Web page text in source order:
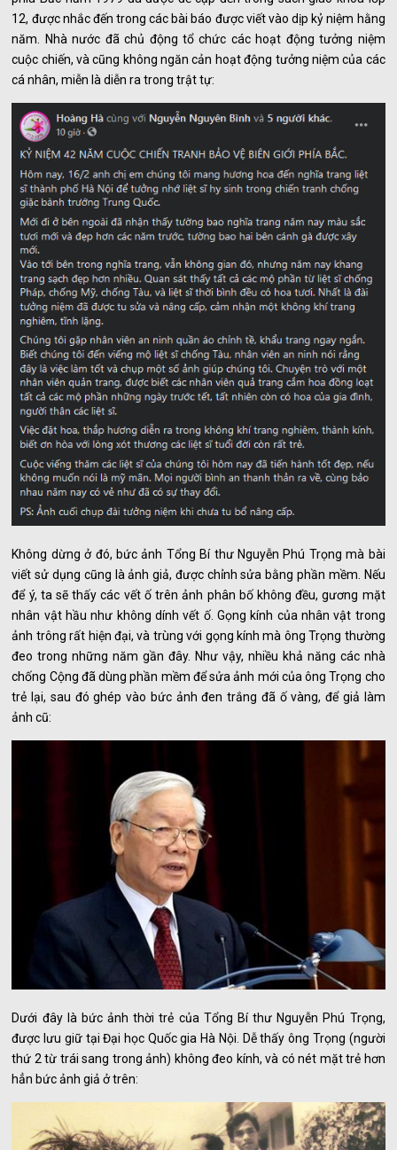
12, được nhắc đến trong các bài báo được viết vào dịp kỷ niệm hằng
năm. Nhà nước đã chủ động tổ chức các hoạt động tưởng niệm
cuộc chiến, và cũng không ngăn cản hoạt động tưởng niệm của các
cá nhân, miễn là diễn ra trong trật tự:
Không dừng ở đó, bức ảnh Tổng Bí thư Nguyễn Phú Trọng mà bài
viết sử dụng cũng là ảnh giả, được chỉnh sửa bằng phần mềm. Nếu
để ý, ta sẽ thấy các vết ố trên ảnh phân bố không đều, gương mặt
nhân vật hầu như không dính vết ố. Gọng kính của nhân vật trong
ảnh trông rất hiện đại, và trùng với gọng kính mà ông Trọng thường
đeo trong những năm gần đây. Như vậy, nhiều khả năng các nhà
chống Cộng đã dùng phần mềm để sửa ảnh mới của ông Trọng cho
trẻ lại, sau đó ghép vào bức ảnh đen trắng đã ố vàng, để giả làm
ảnh cũ:
Dưới đây là bức ảnh thời trẻ của Tổng Bí thư Nguyễn Phú Trọng,
được lưu giữ tại Đại học Quốc gia Hà Nội. Dễ thấy ông Trọng (người
thứ 2 từ trái sang trong ảnh) không đeo kính, và có nét mặt trẻ hơn
hẳn bức ảnh giả ở trên: